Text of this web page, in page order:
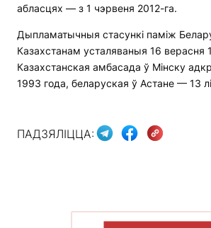
абласцях — з 1 чэрвеня 2012-га.
Дыпламатычныя стасункі паміж
Казахстанам усталяваныя 16 верасня
Казахстанская амбасада ў Мінску
1993 года, беларуская ў Астане — 13
ПАДЗЯЛІЦЦА: